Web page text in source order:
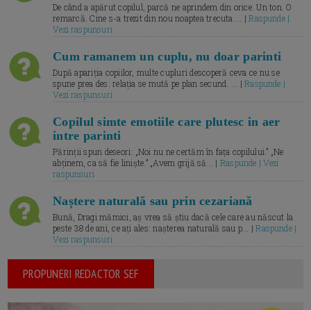
De când a apărut copilul, parcă ne aprindem din orice. Un ton. O
remarcă. Cine s-a trezit din nou noaptea trecuta.... |Raspunde |
Vezi raspunsuri
Cum ramanem un cuplu, nu doar parinti
După apariția copiilor, multe cupluri descoperă ceva ce nu se
spune prea des: relația se mută pe plan secund. ... |Raspunde |
Vezi raspunsuri
Copilul simte emotiile care plutesc in aer
intre parinti
Părinții spun deseori: „Noi nu ne certăm în fața copilului.” „Ne
abținem, ca să fie liniște.” „Avem grijă să... | Raspunde | Vezi
raspunsuri
Naștere naturală sau prin cezariană
Bună, Dragi mămici, aș vrea să știu dacă cele care au născut la
peste 38 de ani, ce ați ales: nașterea naturală sau p... |Raspunde |
Vezi raspunsuri
PROPUNERI REDACTOR SEF